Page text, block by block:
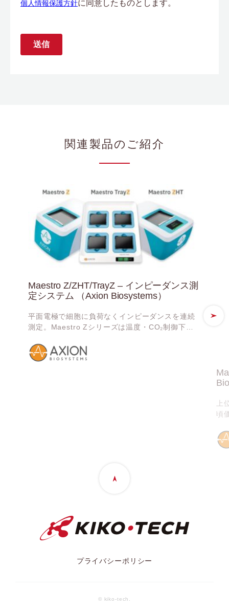
関連製品のご紹介
Maestro Z/ZHT/TrayZ – インピーダンス測
定システム （Axion Biosystems）
平面電極で細胞に負荷なくインピーダンスを連続
測定。Maestro Zシリーズは温度・CO₂制御下
ラッキングします
頃
プライバシーポリシー
© kiko-tech.